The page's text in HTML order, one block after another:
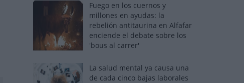
Fuego en los cuernos y
millones en ayudas: la
rebelión antitaurina en Alfafar
enciende el debate sobre los
'bous al carrer'
La salud mental ya causa una
de cada cinco bajas laborales